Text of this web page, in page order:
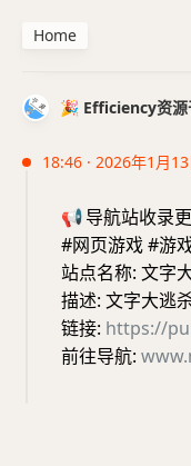
🎉 Efficiency资源
18:46 · 2026年1月
📢导航站收录更
#网页游戏 #游
站点名称: 文字
描述: 文字大逃
链接: https://
前往导航:
Home